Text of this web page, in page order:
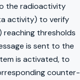
the radioactivity
activity) to verify
reaching thresholds
is sent to the
is activated, to
counter-